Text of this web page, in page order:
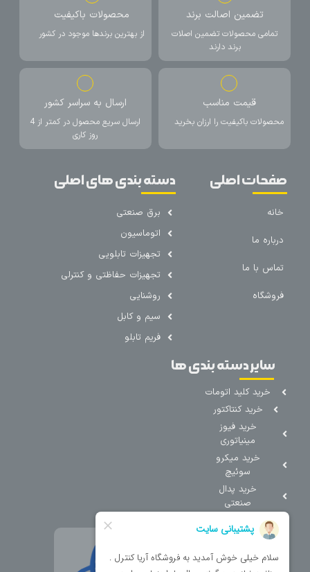
تضمین اصالت برند
تمامی محصولات تضمین اصلات
برند دارند
محصولات باکیفیت
از بهترین برندها موجود در کشور
قیمت مناسب
محصولات باکیفیت را ارزان بخرید
ارسال به سراسر کشور
ارسال سریع محصول در کمتر از 4
روز کاری
صفحات اصلی
خانه
درباره ما
تماس با ما
فروشگاه
دسته بندی های اصلی
برق صنعتی
اتوماسیون
تجهیزات تابلویی
تجهیزات حفاظتی و کنترلی
روشنایی
سیم و کابل
فریم تابلو
سایر دسته بندی ها
خرید کلید اتومات
خرید کنتاکتور
خرید فیوز
مینیاتوری
خرید میکرو
سوئیچ
خرید پدال
صنعتی